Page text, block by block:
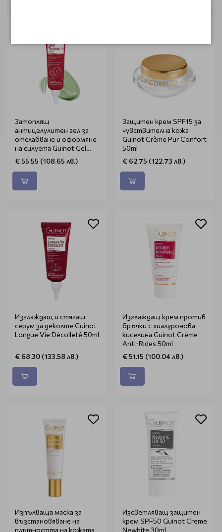
Затоплящ
антицелулитен гел за
отслабване и оформяне
на силуета Guinot Gel
Slim Thermic 125ml
€ 55.55 (108.65 лв.)
Защитен крем SPF15 за
чувствителна кожа
Guinot Crème Pur Confort
50ml
€ 62.75 (122.73 лв.)
Изглаждащ и стягащ
серум за деколте Guinot
Longue Vie Décolleté 50ml
€ 68.30 (133.58 лв.)
Изглаждащ крем против
бръчки с хиалуронова
киселина Guinot Crème
Anti-Rides 50ml
€ 51.15 (100.04 лв.)
Изпълваща маска за
възстановяване на
плътността на кожата
Изсветляващ защитен
крем SPF50 Guinot Creme
Newhite 30ml